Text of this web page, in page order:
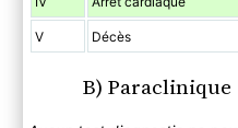
V Décès
B) Paraclinique